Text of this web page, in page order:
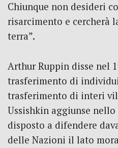
Chiunque non desideri
risarcimento e cercherà
terra”.
Arthur Ruppin disse nel
trasferimento di
trasferimento di interi
Ussishkin aggiunse nello
disposto a difendere
delle Nazioni il lato